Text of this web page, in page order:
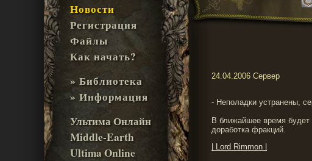
Новости
Регистрация
Файлы
Как начать?
» Библиотека
» Информация
Ультима Онлайн
Middle-Earth
Ultima Online
24.04.2006 Сервер
- Неполадки устранены,
В ближайшее время будет
доработка фракций.
| Lord Rimmon |